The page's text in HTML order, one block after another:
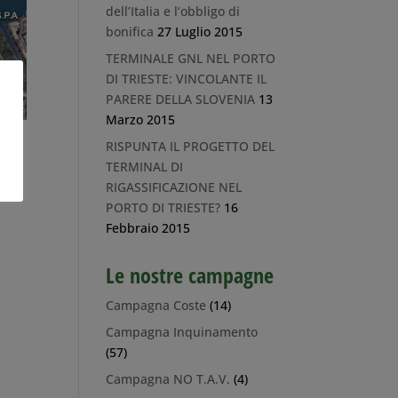
dell’Italia e l’obbligo di
bonifica 27 Luglio 2015
TERMINALE GNL NEL PORTO
DI TRIESTE: VINCOLANTE IL
PARERE DELLA SLOVENIA 13
Marzo 2015
RISPUNTA IL PROGETTO DEL
TERMINAL DI
RIGASSIFICAZIONE NEL
PORTO DI TRIESTE? 16
Febbraio 2015
Le nostre campagne
Campagna Coste (14)
Campagna Inquinamento
(57)
Campagna NO T.A.V. (4)